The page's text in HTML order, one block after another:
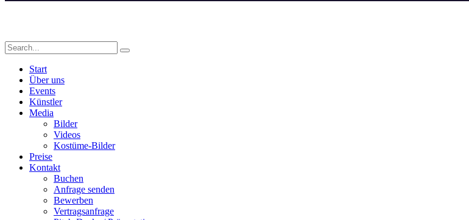
Start
Über uns
Events
Künstler
Media
Bilder
Videos
Kostüme-Bilder
Preise
Kontakt
Buchen
Anfrage senden
Bewerben
Vertragsanfrage